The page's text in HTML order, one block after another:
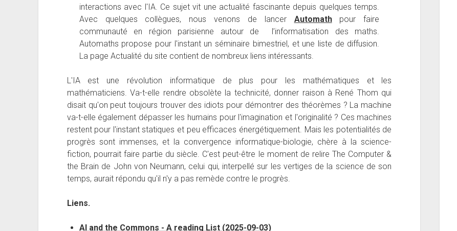
interactions avec l'IA. Ce sujet vit une actualité fascinante depuis quelques temps.
Avec quelques collègues, nous venons de lancer Automathpour faire
communauté en région parisienne autour de l’informatisation des maths.
Automaths propose pour l'instant un séminaire bimestriel, et une liste de diffusion.
La page Actualité du site contient de nombreux liens intéressants.
L'IA est une révolution informatique de plus pour les mathématiques et les
mathématiciens. Va-t-elle rendre obsolète la technicité, donner raison à René Thom qui
disait qu'on peut toujours trouver des idiots pour démontrer des théorèmes ? La machine
va-t-elle également dépasser les humains pour l'imagination et l'originalité ? Ces machines
restent pour l'instant statiques et peu efficaces énergétiquement. Mais les potentialités de
progrès sont immenses, et la convergence informatique-biologie, chère à la science-
fiction, pourrait faire partie du siècle. C'est peut-être le moment de relire The Computer &
the Brain de John von Neumann, celui qui, interpellé sur les vertiges de la science de son
temps, aurait répondu qu'il n'y a pas remède contre le progrès.
Liens.
AI and the Commons - A reading List (2025-09-03)